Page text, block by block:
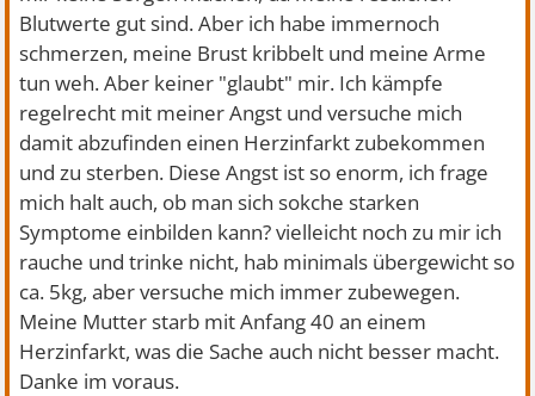
Blutwerte gut sind. Aber ich habe immernoch
schmerzen, meine Brust kribbelt und meine Arme
tun weh. Aber keiner "glaubt" mir. Ich kämpfe
regelrecht mit meiner Angst und versuche mich
damit abzufinden einen Herzinfarkt zubekommen
und zu sterben. Diese Angst ist so enorm, ich frage
mich halt auch, ob man sich sokche starken
Symptome einbilden kann? vielleicht noch zu mir ich
rauche und trinke nicht, hab minimals übergewicht so
ca. 5kg, aber versuche mich immer zubewegen.
Meine Mutter starb mit Anfang 40 an einem
Herzinfarkt, was die Sache auch nicht besser macht.
Danke im voraus.